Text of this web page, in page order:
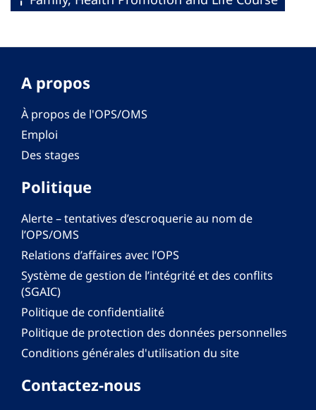
A propos
À propos de l'OPS/OMS
Emploi
Des stages
Politique
Alerte – tentatives d’escroquerie au nom de
l’OPS/OMS
Relations d’affaires avec l’OPS
Système de gestion de l’intégrité et des conflits
(SGAIC)
Politique de confidentialité
Politique de protection des données personnelles
Conditions générales d'utilisation du site
Contactez-nous